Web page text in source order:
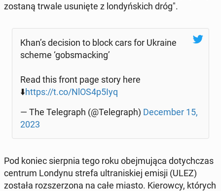
zostaną trwale usu­nię­te z lon­dyń­skich dróg".
Khan’s de­ci­sion to block cars for Ukraine
scheme ‘gob­smac­king’
Read this front page story here
⬇️https://t.co/NlOS4p5Iyq
— The Te­le­graph (@Te­le­graph) De­cem­ber 15,
2023
Pod koniec sierp­nia tego roku obej­mu­ją­ca do­tych­czas
centrum Londynu strefa ul­tra­ni­skiej emisji (ULEZ)
została roz­sze­rzo­na na całe miasto. Kie­row­cy, których